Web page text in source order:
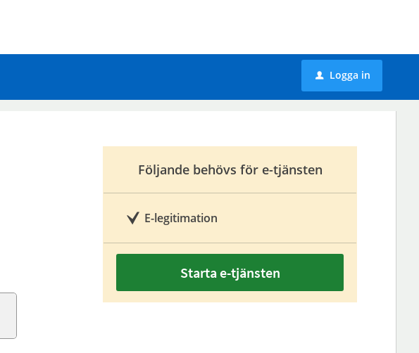
u Logga in
Följande behövs för e-tjänsten
E-legitimation
Starta e-tjänsten